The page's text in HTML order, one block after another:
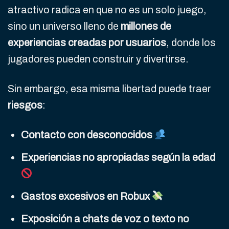
atractivo radica en que no es un solo juego,
sino un universo lleno de millones de
experiencias creadas por usuarios, donde los
jugadores pueden construir y divertirse.
Sin embargo, esa misma libertad puede traer
riesgos:
Contacto con desconocidos
Experiencias no apropiadas según la edad
Gastos excesivos en Robux
Exposición a chats de voz o texto no